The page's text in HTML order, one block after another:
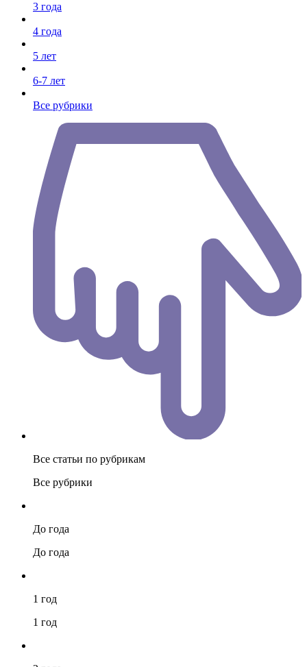
3 года
4 года
5 лет
6-7 лет
Все рубрики
Все статьи по рубрикам
Все рубрики
До года
До года
1 год
1 год